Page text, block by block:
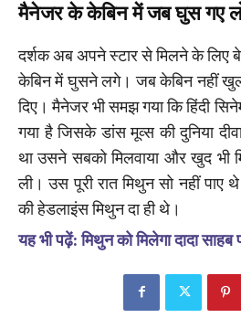
मैनेजर के केबिन में जब घुस गए
दर्शक अब अपने स्टार से मिलने के लिए
केबिन में घुसने लगे। जब केबिन नहीं
दिए। मैनेजर भी समझ गया कि हिंदी
गया है जिसके डांस मूव्स की दुनिया
था उसने सबको मिलवाया और खुद भी
ली। उस पूरी रात मिथुन सो नहीं
की हेडलाइंस मिथुन दा ही थे।
यह भी पढ़ें: मिथुन को मिलेगा दादा